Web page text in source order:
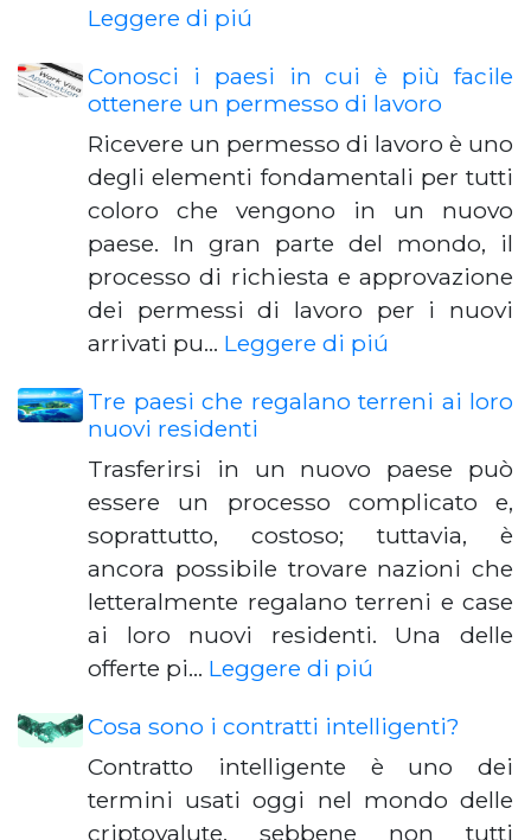
Leggere di piú
Conosci i paesi in cui è più facile
ottenere un permesso di lavoro
Ricevere un permesso di lavoro è uno
degli elementi fondamentali per tutti
coloro che vengono in un nuovo
paese. In gran parte del mondo, il
processo di richiesta e approvazione
dei permessi di lavoro per i nuovi
arrivati ​​pu… Leggere di piú
Tre paesi che regalano terreni ai loro
nuovi residenti
Trasferirsi in un nuovo paese può
essere un processo complicato e,
soprattutto, costoso; tuttavia, è
ancora possibile trovare nazioni che
letteralmente regalano terreni e case
ai loro nuovi residenti. Una delle
offerte pi… Leggere di piú
Cosa sono i contratti intelligenti?
Contratto intelligente è uno dei
termini usati oggi nel mondo delle
criptovalute, sebbene non tutti